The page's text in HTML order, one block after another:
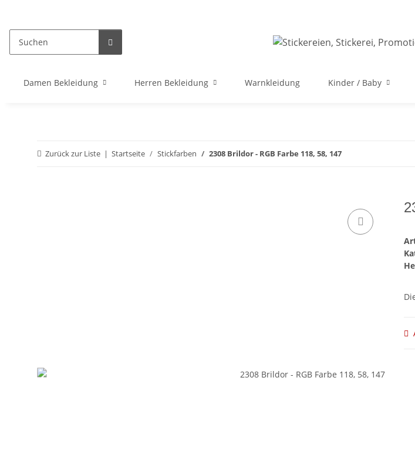
Damen Bekleidung Herren Bekleidung Warnkleidung Kinder / Baby
Zurück zur Liste Startseite Stickfarben 2308 Brildor - RGB Farbe 118, 58, 147